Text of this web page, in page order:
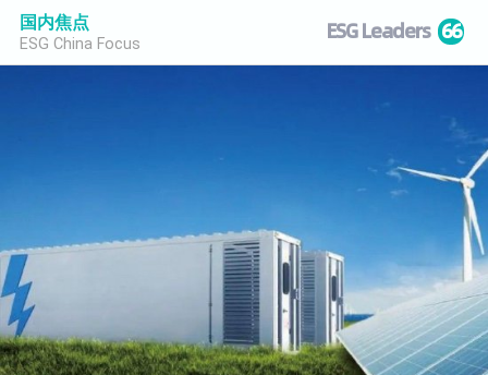
国内焦点
ESG China Focus ESG Leaders 66